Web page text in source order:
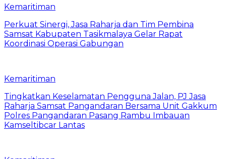
Kemaritiman
Perkuat Sinergi, Jasa Raharja dan Tim Pembina
Samsat Kabupaten Tasikmalaya Gelar Rapat
Koordinasi Operasi Gabungan
Kemaritiman
Tingkatkan Keselamatan Pengguna Jalan, PJ Jasa
Raharja Samsat Pangandaran Bersama Unit Gakkum
Polres Pangandaran Pasang Rambu Imbauan
Kamseltibcar Lantas